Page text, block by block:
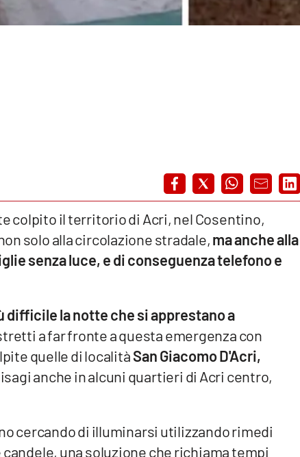
colpito il territorio di Acri, nel Cosentino,
solo alla circolazione stradale,ma anche alla
senza luce, e di conseguenza telefono e
difficile la notte che si apprestano a
a far fronte a questa emergenza con
quelle di localitàSan Giacomo D'Acri,
anche in alcuni quartieri di Acri centro,
cercando di illuminarsi utilizzando rimedi
una soluzione che richiama tempi